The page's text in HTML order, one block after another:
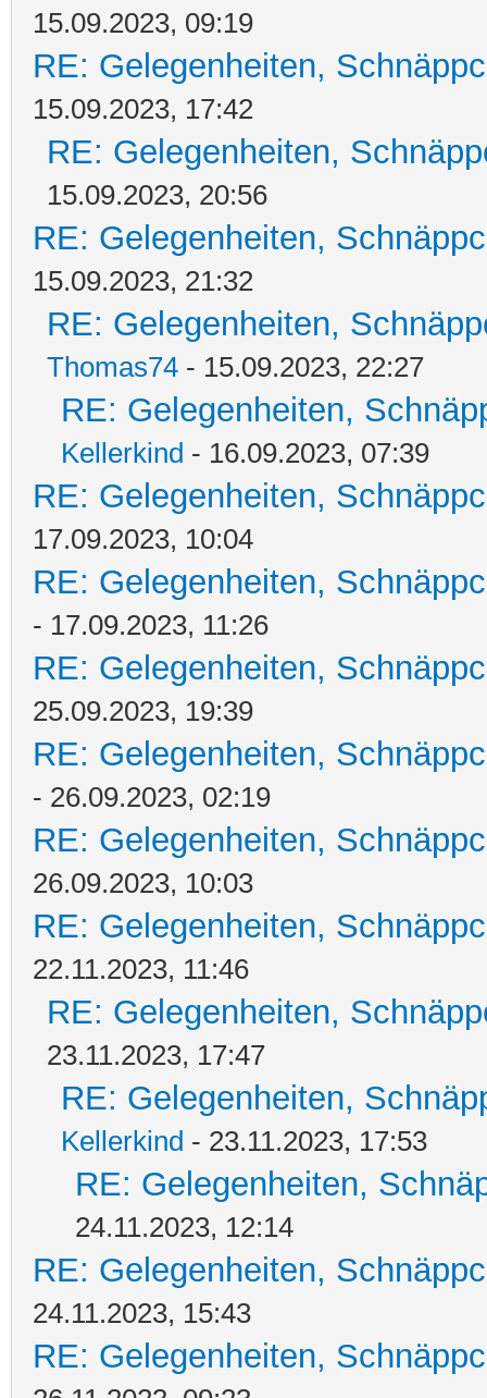
15.09.2023, 09:19
RE: Gelegenheiten,
15.09.2023, 17:42
RE: Gelegenheiten,
15.09.2023, 20:56
RE: Gelegenheiten,
15.09.2023, 21:32
RE: Gelegenheiten,
Thomas74 - 15.09.2023, 22:27
RE: Gelegenheiten,
Kellerkind - 16.09.2023, 07:39
RE: Gelegenheiten,
17.09.2023, 10:04
RE: Gelegenheiten,
- 17.09.2023, 11:26
RE: Gelegenheiten,
25.09.2023, 19:39
RE: Gelegenheiten,
- 26.09.2023, 02:19
RE: Gelegenheiten,
26.09.2023, 10:03
RE: Gelegenheiten,
22.11.2023, 11:46
RE: Gelegenheiten,
23.11.2023, 17:47
RE: Gelegenheiten,
Kellerkind - 23.11.2023, 17:53
RE: Gelegenheiten,
24.11.2023, 12:14
RE: Gelegenheiten,
24.11.2023, 15:43
RE: Gelegenheiten,